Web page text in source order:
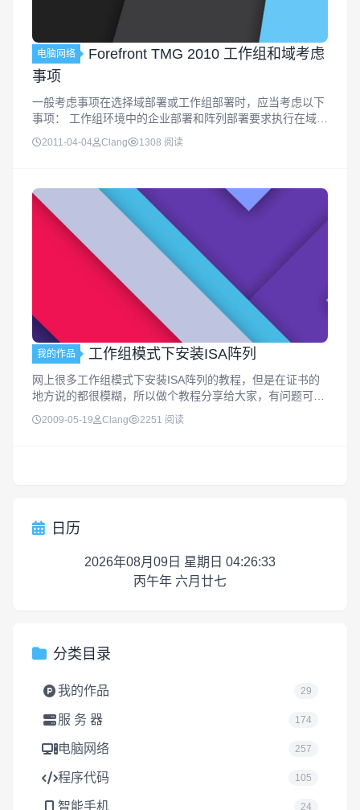
电脑网络
Forefront TMG 2010 工作组和域考虑
事项
一般考虑事项在选择域部署或工作组部署时，应当考虑以下
事项： 工作组环境中的企业部署和阵列部署要求执行在域环
境中并非必需的额外准备步骤，而且需要在 Forefront TMG
计算机上维护镜像环境来用于管理目的。 工作组环境中不支
2011-04-04 Clang 1308 阅读
我的作品 工作组模式下安装ISA阵列
网上很多工作组模式下安装ISA阵列的教程，但是在证书的
地方说的都很模糊，所以做个教程分享给大家，有问题可以
2009-05-19 Clang 2251 阅读
日历
2026年08月09日 星期日 04:26:34
丙午年 六月廿七
分类目录
我的作品 29
服 务 器 174
电脑网络 257
程序代码 105
智能手机 24